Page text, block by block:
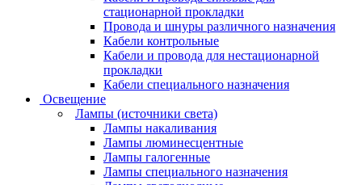
стационарной прокладки
Провода и шнуры различного назначения
Кабели контрольные
Кабели и провода для нестационарной
прокладки
Кабели специального назначения
Освещение
Лампы (источники света)
Лампы накаливания
Лампы люминесцентные
Лампы галогенные
Лампы специального назначения